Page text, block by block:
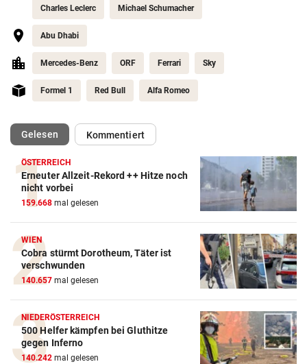
Charles Leclerc Michael Schumacher
Abu Dhabi
Mercedes-Benz ORF Ferrari Sky
Formel 1 Red Bull Alfa Romeo
Gelesen(ausgewählt)Kommentiert
ÖSTERREICH
Erneuter Allzeit-Rekord ++ Hitze noch
nicht vorbei
159.668 mal gelesen
WIEN
Cobra stürmt Dorotheum, Täter ist
verschwunden
140.657 mal gelesen
NIEDERÖSTERREICH
500 Helfer kämpfen bei Gluthitze
gegen Inferno
140.242 mal gelesen
Action-Cam Vergleich
ZUM VERGLEICH
Crosstrainer Vergleich
ZUM VERGLEICH
E-Bike Vergleich
ZUM VERGLEICH
Elektro-Scooter Vergleich
ZUM VERGLEICH